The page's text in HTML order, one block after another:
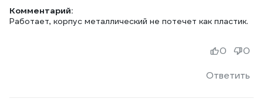
Комментарий:
Работает, корпус металлический не потечет как пластик.
Ответить
0 0